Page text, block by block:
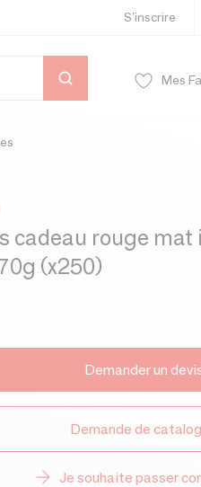
S’inscrire
Mes
cadeau rouge mat
(x250)
Demander un
Demande de
Je souhaite passer